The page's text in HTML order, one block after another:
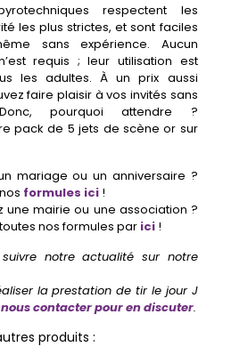
respectent les
les plus strictes, et sont faciles
sans expérience. Aucun
requis ; leur utilisation est
les adultes. À un prix aussi
faire plaisir à vos invités sans
pourquoi attendre ?
pack de 5 jets de scène or sur
mariage ou un anniversaire ?
formules ici !
une mairie ou une association ?
nos formules par ici !
suivre notre actualité sur notre
la prestation de tir le jour J
nous contacter pour en discuter.
produits :